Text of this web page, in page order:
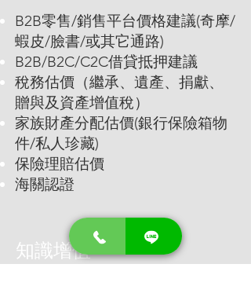
B2B零售/銷售平台價格建議(奇摩/
蝦皮/臉書/或其它通路)
B2B/B2C/C2C借貸抵押建議
稅務估價（繼承、遺產、捐獻、
贈與及資產增值稅）
家族財產分配估價(銀行保險箱物
件/私人珍藏)
保險理賠估價
​​海關認證
知識增值